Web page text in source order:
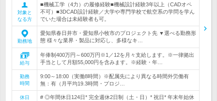
対象と
なる方
■機械工学（4力）の履修経験■機械設計経験3年以上（CADオペ
不可）■3DCAD設計経験／大学や専門学校で航空系の学問を学ん
でいた場合は未経験者も可。
勤務地
愛知県春日井市・愛知県小牧市のプロジェクト先 ▼選べる勤務形
態 様々な業界・製品に対応し、多様なキ…
給与
年俸制400万円～600万円※1／12を月々支給します。※一律拠出
手当として月額55,000円を含みます。※経験・年…
勤務
時間
9:00～18:00（実働8時間）※配属先により異なる時間外労働有
無：有（月平均19.3時間・プロジ…
休日
# ◎年間休日124日* 完全週休2日制（土・日）* 祝日* 年末年始休